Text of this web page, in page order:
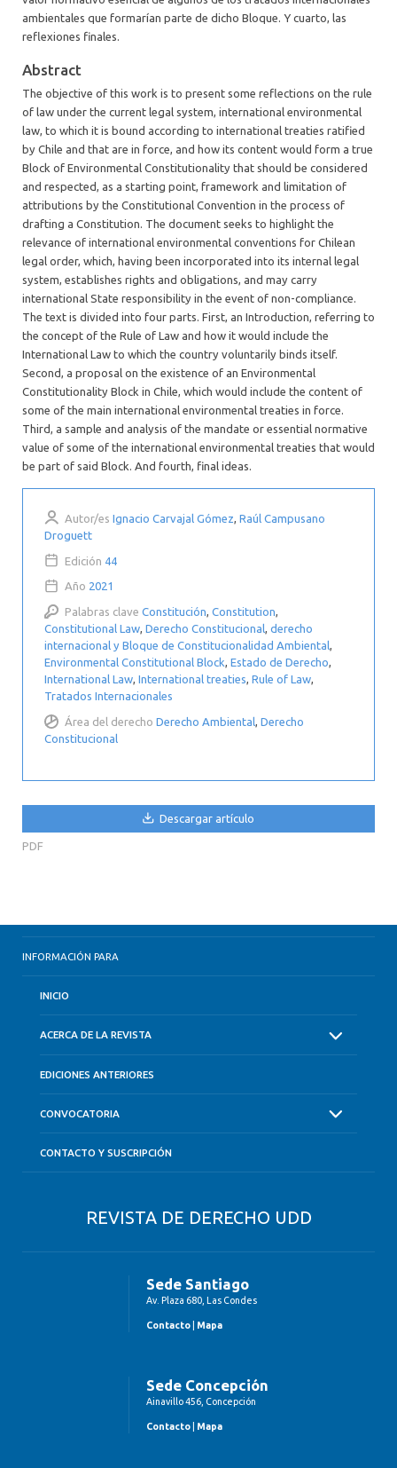
ambientales que formarían parte de dicho Bloque. Y cuarto, las
reflexiones finales.
Abstract
The objective of this work is to present some reflections on the rule
of law under the current legal system, international environmental
law, to which it is bound according to international treaties ratified
by Chile and that are in force, and how its content would form a true
Block of Environmental Constitutionality that should be considered
and respected, as a starting point, framework and limitation of
attributions by the Constitutional Convention in the process of
drafting a Constitution. The document seeks to highlight the
relevance of international environmental conventions for Chilean
legal order, which, having been incorporated into its internal legal
system, establishes rights and obligations, and may carry
international State responsibility in the event of non-compliance.
The text is divided into four parts. First, an Introduction, referring to
the concept of the Rule of Law and how it would include the
International Law to which the country voluntarily binds itself.
Second, a proposal on the existence of an Environmental
Constitutionality Block in Chile, which would include the content of
some of the main international environmental treaties in force.
Third, a sample and analysis of the mandate or essential normative
value of some of the international environmental treaties that would
be part of said Block. And fourth, final ideas.
Autor/es Ignacio Carvajal Gómez Raúl Campusano
Droguett
Edición 44
Año 2021
Palabras clave Constitución, Constitution,
Constitutional Law,Derecho Constitucional,derecho
internacional y Bloque de Constitucionalidad Ambiental,
Environmental Constitutional Block,Estado de Derecho,
International Law,International treaties,Rule of Law,
Tratados Internacionales
Área del derecho Derecho Ambiental, Derecho
Constitucional
Descargar artículo
PDF
INFORMACIÓN PARA
INICIO
ACERCA DE LA REVISTA
EDICIONES ANTERIORES
CONVOCATORIA
CONTACTO Y SUSCRIPCIÓN
REVISTA DE DERECHO UDD
Sede Santiago
Av. Plaza 680, Las Condes
Contacto Mapa
Sede Concepción
Ainavillo 456, Concepción
Contacto Mapa